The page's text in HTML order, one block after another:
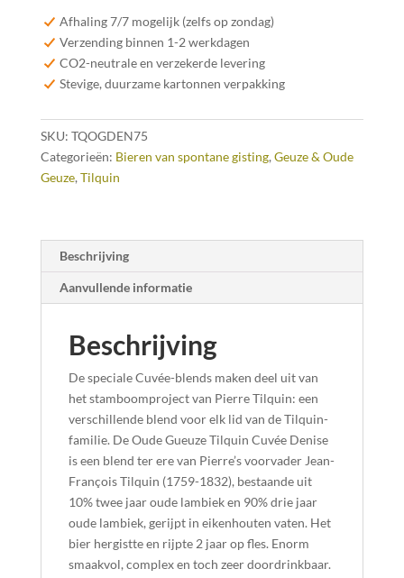
Tilquin
Cuvée
Denise
75cl
Afhaling 7/7 mogelijk (zelfs op zondag)
Verzending binnen 1-2 werkdagen
CO2-neutrale en verzekerde levering
Stevige, duurzame kartonnen verpakking
SKU: TQOGDEN75
Categorieën: Bieren van spontane gisting, Geuze & Oude
Geuze, Tilquin
Beschrijving
Aanvullende informatie
Beschrijving
De speciale Cuvée-blends maken deel uit van
het stamboomproject van Pierre Tilquin: een
verschillende blend voor elk lid van de Tilquin-
familie. De Oude Gueuze Tilquin Cuvée Denise
is een blend ter ere van Pierre’s voorvader Jean-
François Tilquin (1759-1832), bestaande uit
10% twee jaar oude lambiek en 90% drie jaar
oude lambiek, gerijpt in eikenhouten vaten. Het
bier hergistte en rijpte 2 jaar op fles. Enorm
smaakvol, complex en toch zeer doordrinkbaar.